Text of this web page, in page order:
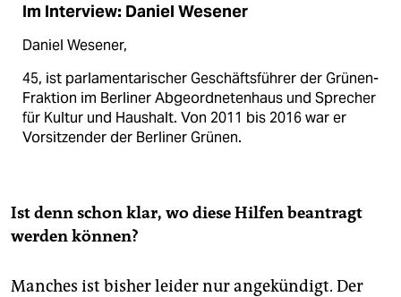
Im Interview: Daniel Wesener
Daniel Wesener,
45, ist parlamentarischer Geschäftsführer der Grünen-
Fraktion im Berliner Abgeordnetenhaus und Sprecher
für Kultur und Haushalt. Von 2011 bis 2016 war er
Vorsitzender der Berliner Grünen.
Ist denn schon klar, wo diese Hilfen beantragt
werden können?
Manches ist bisher leider nur angekündigt. Der